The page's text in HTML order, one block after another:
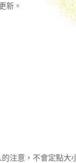
新。
注意，不會定點